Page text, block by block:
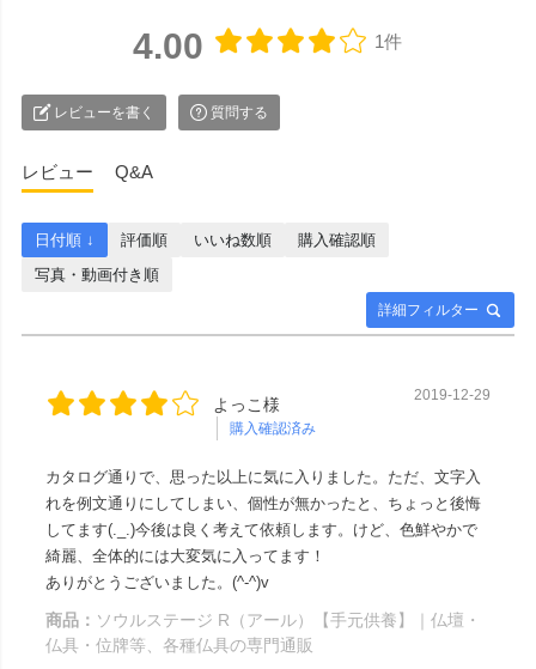
4.00 1件
レビューを書く 質問する
レビュー Q&A
詳細フィルター
日付順 ↓ 評価順 いいね数順
購入確認順
写真・動画付き順
よっこ様
購入確認済み
2019-12-29
カタログ通りで、思った以上に気に入りました。ただ、文字入
れを例文通りにしてしまい、個性が無かったと、ちょっと後悔
してます(._.)今後は良く考えて依頼します。けど、色鮮やかで
綺麗、全体的には大変気に入ってます！
ありがとうございました。(^-^)v
商品： ソウルステージ R（アール）【手元供養】｜仏壇・
仏具・位牌等、各種仏具の専門通販